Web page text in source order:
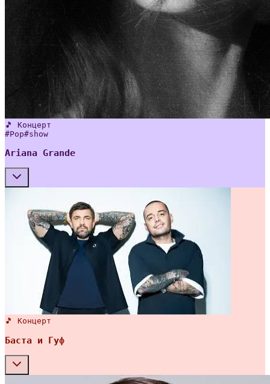
🎵 Концерт
#Pop#show
Ariana Grande
🎵 Концерт
Баста и Гуф